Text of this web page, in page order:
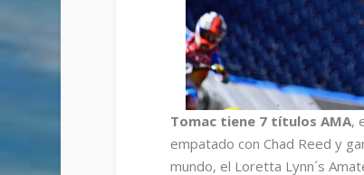
Tomac tiene 7 títulos AMA,
empatado con Chad Reed y
mundo, el Loretta Lynn´s